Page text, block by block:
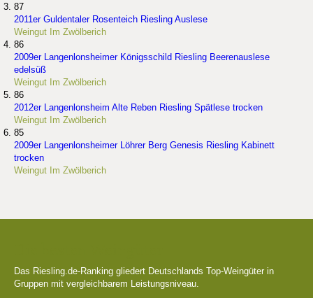
87
2011er Guldentaler Rosenteich Riesling Auslese
Weingut Im Zwölberich
86
2009er Langenlonsheimer Königsschild Riesling Beerenauslese
edelsüß
Weingut Im Zwölberich
86
2012er Langenlonsheim Alte Reben Riesling Spätlese trocken
Weingut Im Zwölberich
85
2009er Langenlonsheimer Löhrer Berg Genesis Riesling Kabinett
trocken
Weingut Im Zwölberich
Das Riesling.de-Ranking gliedert Deutschlands Top-Weingüter in
Gruppen mit vergleichbarem Leistungsniveau.